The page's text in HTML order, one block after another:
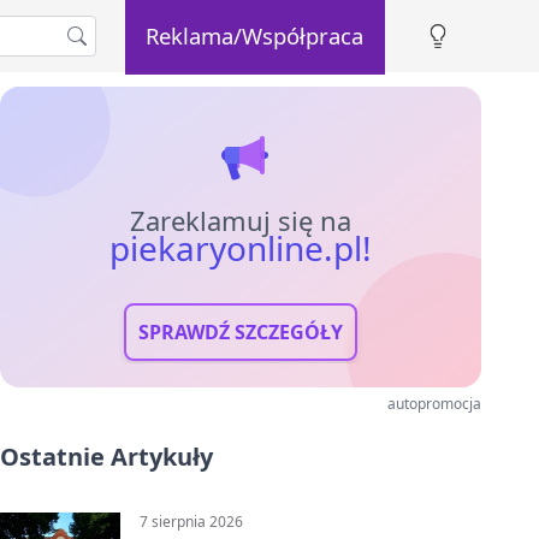
Reklama/Współpraca
Zareklamuj się na
piekaryonline.pl!
SPRAWDŹ SZCZEGÓŁY
autopromocja
Ostatnie Artykuły
7 sierpnia 2026